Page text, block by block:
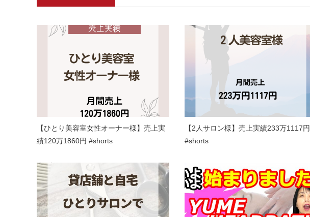
【ひとり美容室女性オーナー様】売上実
績120万1860円 #shorts
【2人サロン様】売上実績233万1117円
#shorts